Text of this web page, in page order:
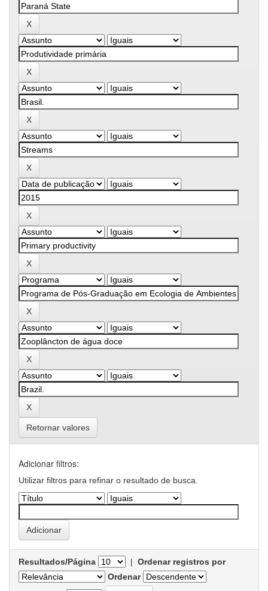
Retornar valores
Adicionar filtros:
Utilizar filtros para refinar o resultado de busca.
Resultados/Página | Ordenar registros por
Ordenar